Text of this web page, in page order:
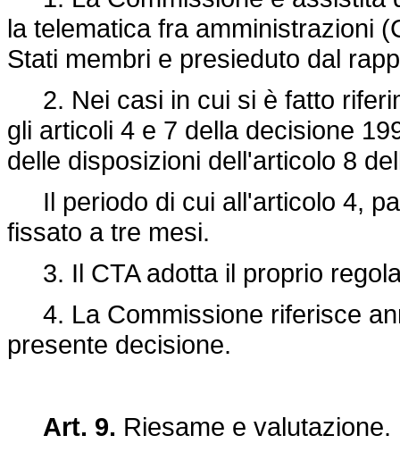
la telematica fra amministrazioni
Stati membri e presieduto dal
2. Nei casi in cui si è fatto
gli articoli 4 e 7 della decisione
delle disposizioni dell'articolo 8
Il periodo di cui all'articolo 4,
fissato a tre mesi.
3. Il CTA adotta il proprio
4. La Commissione riferisce
presente decisione.
Art. 9. Riesame e valutazione.